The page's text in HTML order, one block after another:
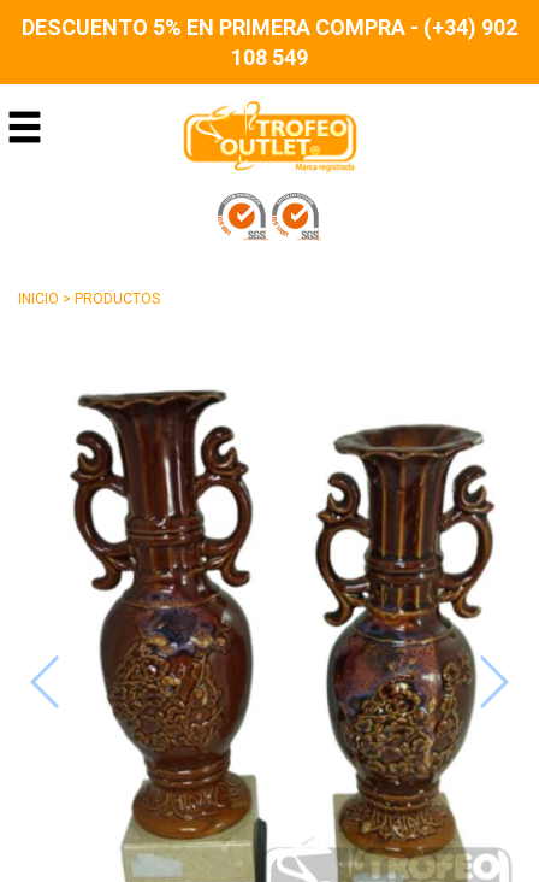
DESCUENTO 5% EN PRIMERA COMPRA - (+34) 902
108 549
INICIO > PRODUCTOS